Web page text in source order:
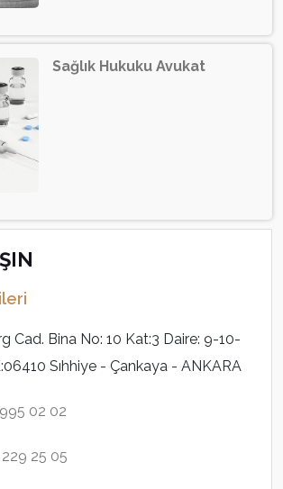
Sağlık Hukuku Avukat
Cad. Bina No: 10 Kat:3 Daire: 9-10-
Sıhhiye - Çankaya - ANKARA
02 02
25 05